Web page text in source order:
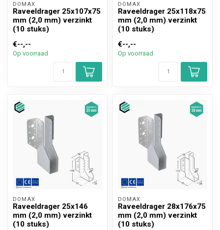
DOMAX
Raveeldrager 25x107x75
mm (2,0 mm) verzinkt
(10 stuks)
€--,--
Op voorraad
DOMAX
Raveeldrager 25x118x75
mm (2,0 mm) verzinkt
(10 stuks)
€--,--
Op voorraad
DOMAX
Raveeldrager 25x146
mm (2,0 mm) verzinkt
(10 stuks)
DOMAX
Raveeldrager 28x176x75
mm (2,0 mm) verzinkt
(10 stuks)